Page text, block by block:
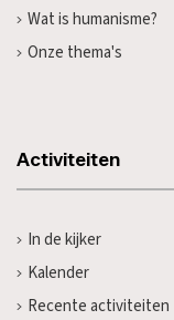
Wat is humanisme?
Onze thema's
Activiteiten
In de kijker
Kalender
Recente activiteiten